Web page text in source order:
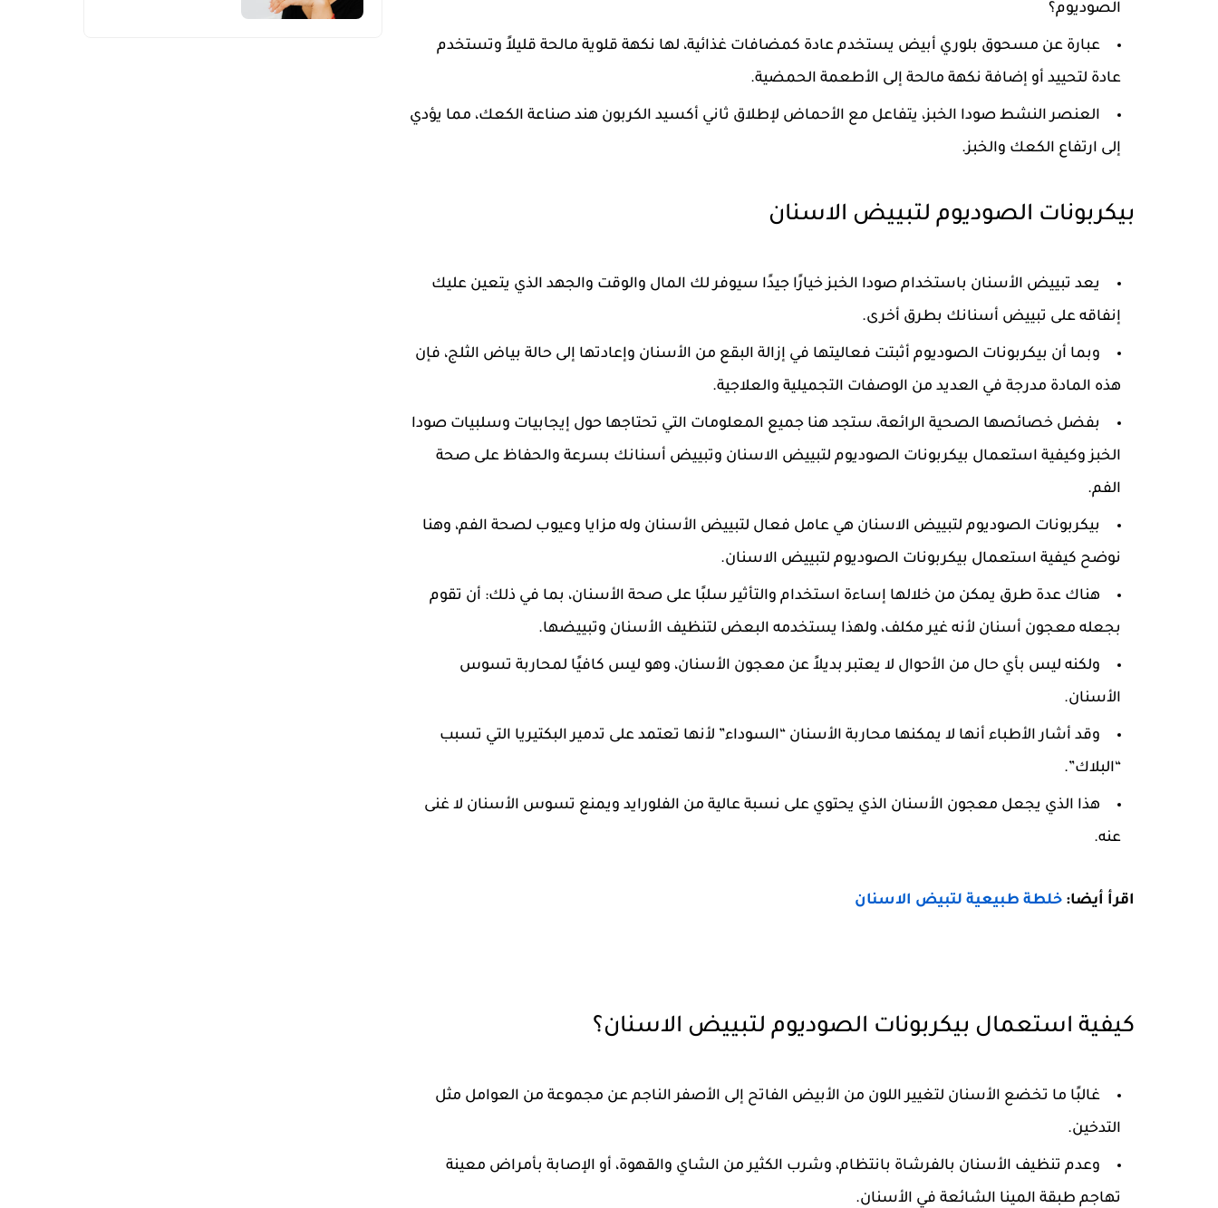
الصوديوم؟
عبارة عن مسحوق بلوري أبيض يستخدم عادة كمضافات غذائية، لها نكهة قلوية مالحة قليلاً وتستخدم
عادة لتحييد أو إضافة نكهة مالحة إلى الأطعمة الحمضية.
العنصر النشط صودا الخبز، يتفاعل مع الأحماض لإطلاق ثاني أكسيد الكربون هند صناعة الكعك، مما يؤدي
إلى ارتفاع الكعك والخبز.
بيكربونات الصوديوم لتبييض الاسنان
يعد تبييض الأسنان باستخدام صودا الخبز خيارًا جيدًا سيوفر لك المال والوقت والجهد الذي يتعين عليك
إنفاقه على تبييض أسنانك بطرق أخرى.
وبما أن بيكربونات الصوديوم أثبتت فعاليتها في إزالة البقع من الأسنان وإعادتها إلى حالة بياض الثلج، فإن
هذه المادة مدرجة في العديد من الوصفات التجميلية والعلاجية.
بفضل خصائصها الصحية الرائعة، ستجد هنا جميع المعلومات التي تحتاجها حول إيجابيات وسلبيات صودا
الخبز وكيفية استعمال بيكربونات الصوديوم لتبييض الاسنان وتبييض أسنانك بسرعة والحفاظ على صحة
الفم.
بيكربونات الصوديوم لتبييض الاسنان هي عامل فعال لتبييض الأسنان وله مزايا وعيوب لصحة الفم، وهنا
نوضح كيفية استعمال بيكربونات الصوديوم لتبييض الاسنان.
هناك عدة طرق يمكن من خلالها إساءة استخدام والتأثير سلبًا على صحة الأسنان، بما في ذلك: أن تقوم
بجعله معجون أسنان لأنه غير مكلف، ولهذا يستخدمه البعض لتنظيف الأسنان وتبييضها.
ولكنه ليس بأي حال من الأحوال لا يعتبر بديلاً عن معجون الأسنان، وهو ليس كافيًا لمحاربة تسوس
الأسنان.
وقد أشار الأطباء أنها لا يمكنها محاربة الأسنان “السوداء” لأنها تعتمد على تدمير البكتيريا التي تسبب
“البلاك”.
هذا الذي يجعل معجون الأسنان الذي يحتوي على نسبة عالية من الفلورايد ويمنع تسوس الأسنان لا غنى
عنه.
اقرأ أيضا: خلطة طبيعية لتبيض الاسنان
كيفية استعمال بيكربونات الصوديوم لتبييض الاسنان؟
غالبًا ما تخضع الأسنان لتغيير اللون من الأبيض الفاتح إلى الأصفر الناجم عن مجموعة من العوامل مثل
التدخين.
وعدم تنظيف الأسنان بالفرشاة بانتظام، وشرب الكثير من الشاي والقهوة، أو الإصابة بأمراض معينة
تهاجم طبقة المينا الشائعة في الأسنان.